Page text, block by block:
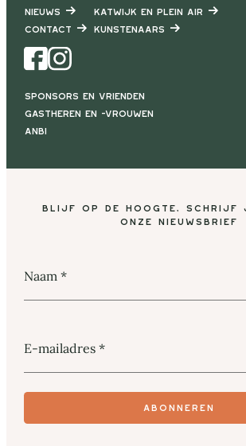
Nieuws
Contact
Facebook Instagram
Katwijk en Plein air
Kunstenaars
Sponsors en vrienden
Gastheren en -vrouwen
ANBI
Blijf op de hoogte, schrijf
onze nieuwsbrief
Naam*
E-mailadres*
Abonneren